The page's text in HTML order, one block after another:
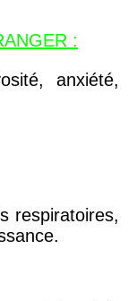
:
anxiété,
respiratoires,